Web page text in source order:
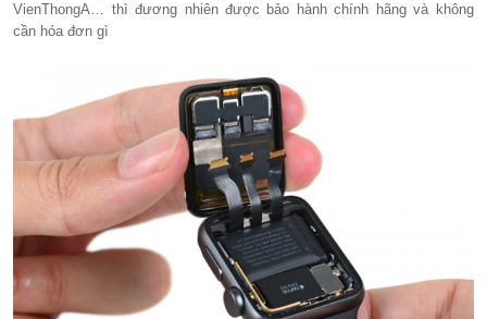
VienThongA… thì đương nhiên được bảo hành chính hãng và không
cần hóa đơn gì